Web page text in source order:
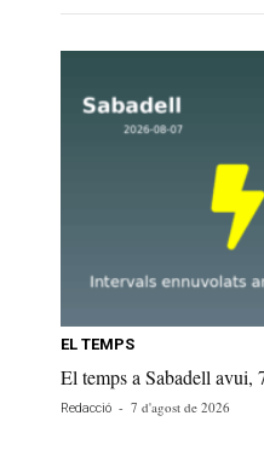
EL TEMPS
El temps a Sabadell avui,
Redacció - 7 d'agost de 2026